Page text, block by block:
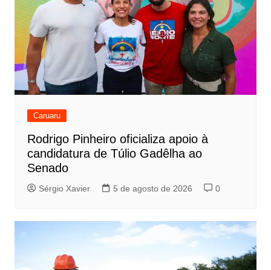
Caruaru
Rodrigo Pinheiro oficializa apoio à
candidatura de Túlio Gadêlha ao
Senado
Sérgio Xavier 5 de agosto de 2026 0